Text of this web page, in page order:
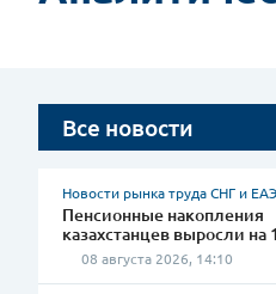
Контакты
Все новости
Новости рынка труда СНГ и
Пенсионные накопления
казахстанцев выросли на
08 августа 2026, 14:10